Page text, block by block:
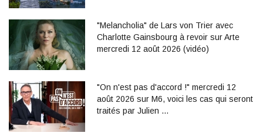
"Melancholia" de Lars von Trier avec
Charlotte Gainsbourg à revoir sur Arte
mercredi 12 août 2026 (vidéo)
"On n'est pas d'accord !" mercredi 12
août 2026 sur M6, voici les cas qui seront
traités par Julien …